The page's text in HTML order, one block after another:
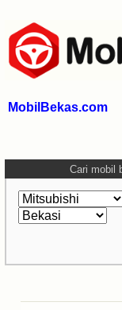
MobilBekas.com
Cari mobil